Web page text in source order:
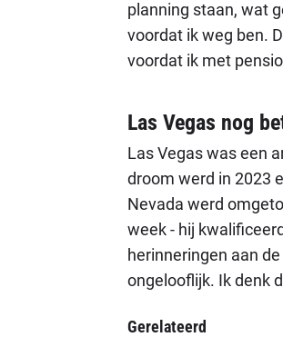
planning staan, wat
voordat ik weg ben.
voordat ik met
Las Vegas nog
Las Vegas was een
droom werd in 2023
Nevada werd
week - hij
herinneringen aan
ongelooflijk. Ik denk
Gerelateerd